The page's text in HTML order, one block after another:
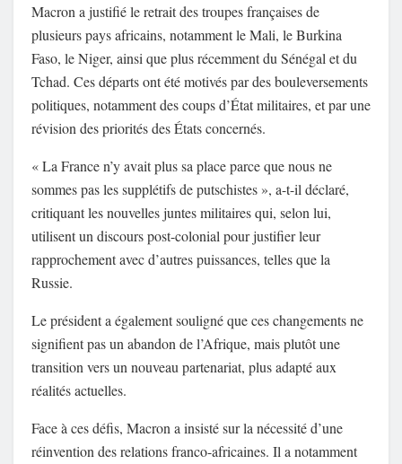
Macron a justifié le retrait des troupes françaises de
plusieurs pays africains, notamment le Mali, le Burkina
Faso, le Niger, ainsi que plus récemment du Sénégal et du
Tchad. Ces départs ont été motivés par des bouleversements
politiques, notamment des coups d’État militaires, et par une
révision des priorités des États concernés.
« La France n’y avait plus sa place parce que nous ne
sommes pas les supplétifs de putschistes », a-t-il déclaré,
critiquant les nouvelles juntes militaires qui, selon lui,
utilisent un discours post-colonial pour justifier leur
rapprochement avec d’autres puissances, telles que la
Russie.
Le président a également souligné que ces changements ne
signifient pas un abandon de l’Afrique, mais plutôt une
transition vers un nouveau partenariat, plus adapté aux
réalités actuelles.
Face à ces défis, Macron a insisté sur la nécessité d’une
réinvention des relations franco-africaines. Il a notamment